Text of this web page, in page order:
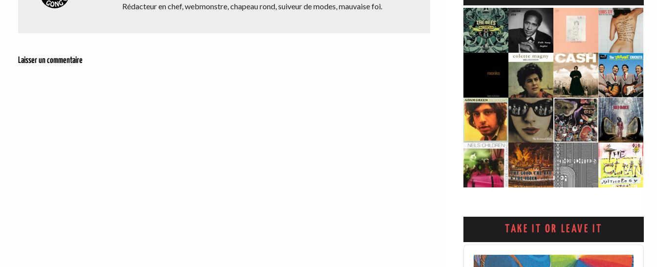
Rédacteur en chef, webmonstre, chapeau rond, suiveur de modes, mauvaise foi.
Laisser un commentaire
TAKE IT OR LEAVE IT
Audio
Player